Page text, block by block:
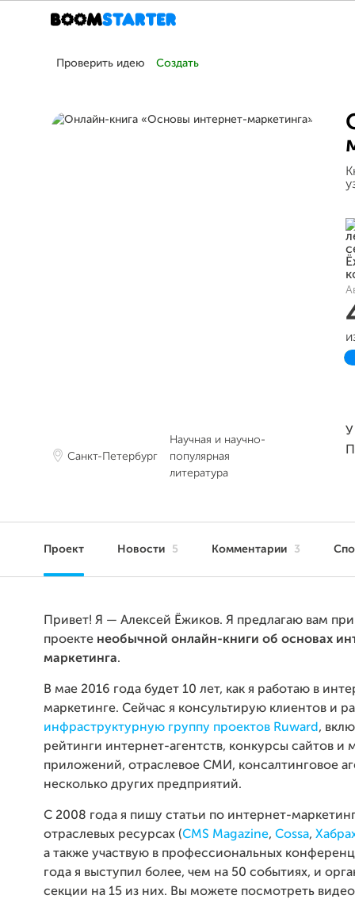
Проверить идею Создать
Санкт-Петербург
Научная и научно-
популярная
литература
Проект Новости 5 Комментарии 3
Привет! Я — Алексей Ёжиков. Я предлагаю вам
проекте необычной онлайн-книги об основах
маркетинга.
В мае 2016 года будет 10 лет, как я работаю в
маркетинге. Сейчас я консультирую клиентов и
инфраструктурную группу проектов Ruward ,
рейтинги интернет-агентств, конкурсы сайтов и
приложений, отраслевое СМИ, консалтинговое
несколько других предприятий.
С 2008 года я пишу статьи по интернет-
отраслевых ресурсах (CMS Magazine, Cossa,
а также участвую в профессиональных
года я выступил более, чем на 50 событиях, и
секции на 15 из них. Вы можете посмотреть